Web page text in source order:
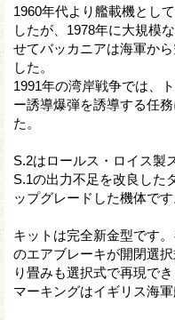
1960年代より艦載機とし
したが、1978年に大規模
せてバッカニアは海軍か
した。
1991年の湾岸戦争では、
ー誘導爆弾を誘導する任
た。
S.2はロールス・ロイス製
S.1の出力不足を改良した
ップグレードした機体です
キットは完全新金型です
のエアブレーキが開閉選
り畳みも選択式で再現でき
マーキングはイギリス海軍